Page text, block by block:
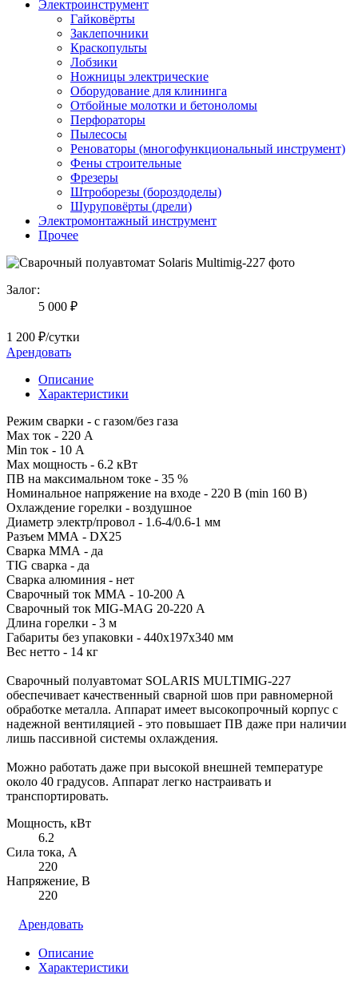
Электроинструмент
Гайковёрты
Заклепочники
Краскопульты
Лобзики
Ножницы электрические
Оборудование для клининга
Отбойные молотки и бетоноломы
Перфораторы
Пылесосы
Реноваторы (многофункциональный инструмент)
Фены строительные
Фрезеры
Штроборезы (бороздоделы)
Шуруповёрты (дрели)
Электромонтажный инструмент
Прочее
Залог:
5 000 ₽
1 200 ₽/сутки
Арендовать
Описание
Характеристики
Режим сварки - с газом/без газа
Max ток - 220 А
Min ток - 10 А
Max мощность - 6.2 кВт
ПВ на максимальном токе - 35 %
Номинальное напряжение на входе - 220 В (min 160 В)
Охлаждение горелки - воздушное
Диаметр электр/провол - 1.6-4/0.6-1 мм
Разъем ММА - DX25
Сварка ММА - да
TIG сварка - да
Сварка алюминия - нет
Сварочный ток ММА - 10-200 А
Сварочный ток MIG-MAG 20-220 А
Длина горелки - 3 м
Габариты без упаковки - 440x197x340 мм
Вес нетто - 14 кг
Сварочный полуавтомат SOLARIS MULTIMIG-227
обеспечивает качественный сварной шов при равномерной
обработке металла. Аппарат имеет высокопрочный корпус с
надежной вентиляцией - это повышает ПВ даже при наличии
лишь пассивной системы охлаждения.
Можно работать даже при высокой внешней температуре
около 40 градусов. Аппарат легко настраивать и
транспортировать.
Мощность, кВт
6.2
Сила тока, А
220
Напряжение, В
220
Арендовать
Описание
Характеристики